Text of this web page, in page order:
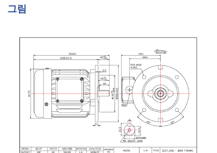
그림